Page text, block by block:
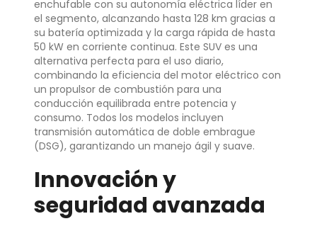
enchufable con su autonomía eléctrica líder en
el segmento, alcanzando hasta 128 km gracias a
su batería optimizada y la carga rápida de hasta
50 kW en corriente continua. Este SUV es una
alternativa perfecta para el uso diario,
combinando la eficiencia del motor eléctrico con
un propulsor de combustión para una
conducción equilibrada entre potencia y
consumo. Todos los modelos incluyen
transmisión automática de doble embrague
(DSG), garantizando un manejo ágil y suave.
Innovación y
seguridad avanzada